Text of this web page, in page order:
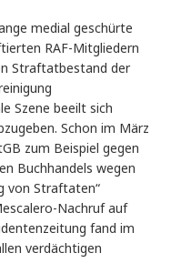
medial geschürte
RAF-Mitgliedern
Straftatbestand der
Szene beeilt sich
Schon im März
zum Beispiel gegen
Buchhandels wegen
von Straftaten“
Nachruf auf
fand im
verdächtigen